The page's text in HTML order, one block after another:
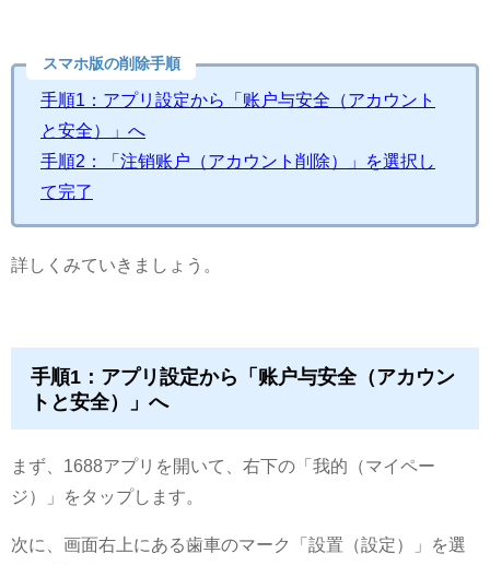
スマホ版の削除手順
手順1：アプリ設定から「账户与安全（アカウント
と安全）」へ
手順2：「注销账户（アカウント削除）」を選択し
て完了
詳しくみていきましょう。
手順1：アプリ設定から「账户与安全（アカウン
トと安全）」へ
まず、1688アプリを開いて、右下の「我的（マイペー
ジ）」をタップします。
次に、画面右上にある歯車のマーク「設置（設定）」を選